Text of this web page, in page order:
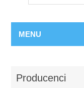
MENU
Producenci